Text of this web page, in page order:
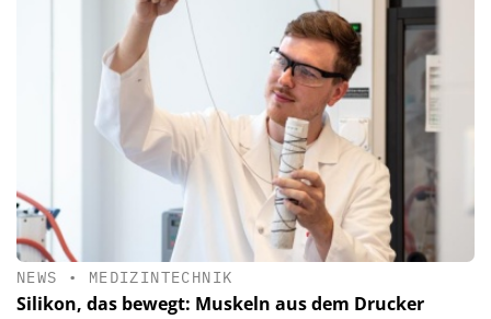
NEWS • MEDIZINTECHNIK
Silikon, das bewegt: Muskeln aus dem Drucker